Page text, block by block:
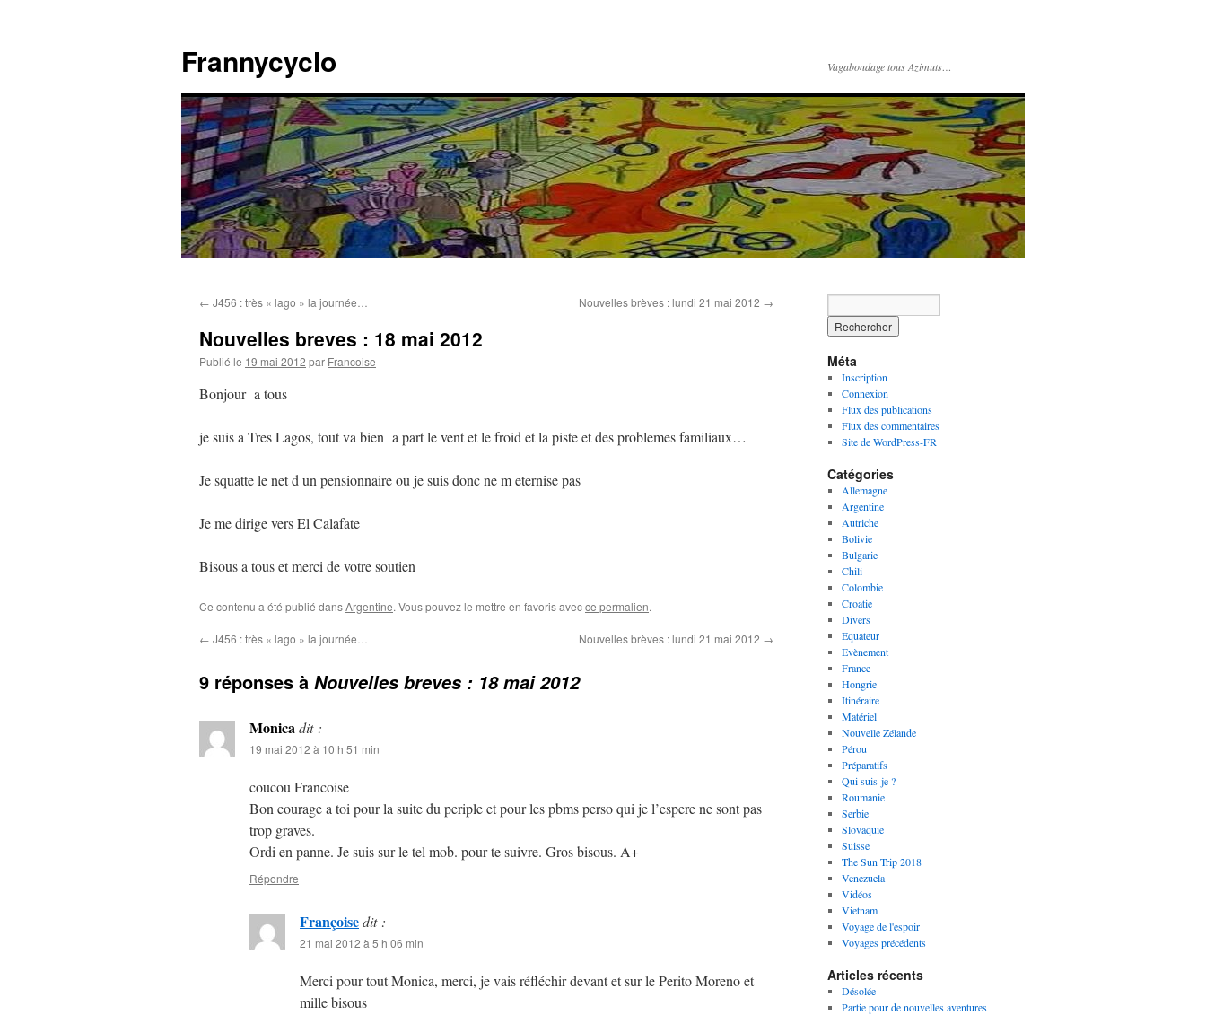
contenu
Frannycyclo Vagabondage tous Azimuts…
← J456 : très « lago » la journée… Nouvelles brèves : lundi 21 mai 2012 →
Nouvelles breves : 18 mai 2012
Publié le 19 mai 2012 par Francoise
Bonjour a tous
je suis a Tres Lagos, tout va bien a part le vent et le froid et la piste et des problemes familiaux…
Je squatte le net d un pensionnaire ou je suis donc ne m eternise pas
Je me dirige vers El Calafate
Bisous a tous et merci de votre soutien
Ce contenu a été publié dansArgentine. Vous pouvez le mettre en favoris avecce permalien.
← J456 : très « lago » la journée… Nouvelles brèves : lundi 21 mai 2012 →
9 réponses à Nouvelles breves : 18 mai 2012
Monicadit :
19 mai 2012 à 10 h 51 min
coucou Francoise
Bon courage a toi pour la suite du periple et pour les pbms perso qui je l’espere ne sont pas
trop graves.
Ordi en panne. Je suis sur le tel mob. pour te suivre. Gros bisous. A+
Répondre
Françoisedit :
21 mai 2012 à 5 h 06 min
Merci pour tout Monica, merci, je vais réfléchir devant et sur le Perito Moreno et
mille bisous
Méta
Inscription
Connexion
Flux des publications
Flux des commentaires
Site de WordPress-FR
Catégories
Allemagne
Argentine
Autriche
Bolivie
Bulgarie
Chili
Colombie
Croatie
Divers
Equateur
Evènement
France
Hongrie
Itinéraire
Matériel
Nouvelle Zélande
Pérou
Préparatifs
Qui suis-je ?
Roumanie
Serbie
Slovaquie
Suisse
The Sun Trip 2018
Venezuela
Vidéos
Vietnam
Voyage de l'espoir
Voyages précédents
Articles récents
Désolée
Partie pour de nouvelles aventures